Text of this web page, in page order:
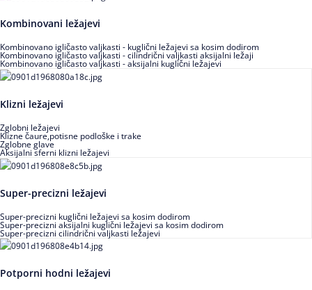
Kombinovani ležajevi
Kombinovano igličasto valjkasti - kuglični ležajevi sa kosim dodirom
Kombinovano igličasto valjkasti - cilindrični valjkasti aksijalni ležaji
Kombinovano igličasto valjkasti - aksijalni kuglični ležajevi
Klizni ležajevi
Zglobni ležajevi
Klizne čaure,potisne podloške i trake
Zglobne glave
Aksijalni sferni klizni ležajevi
Super-precizni ležajevi
Super-precizni kuglični ležajevi sa kosim dodirom
Super-precizni aksijalni kuglični ležajevi sa kosim dodirom
Super-precizni cilindrični valjkasti ležajevi
Potporni hodni ležajevi